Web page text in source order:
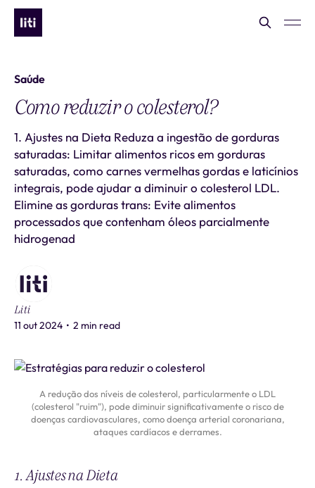
Saúde
Como reduzir o colesterol?
1. Ajustes na Dieta Reduza a ingestão de gorduras
saturadas: Limitar alimentos ricos em gorduras
saturadas, como carnes vermelhas gordas e laticínios
integrais, pode ajudar a diminuir o colesterol LDL.
Elimine as gorduras trans: Evite alimentos
processados que contenham óleos parcialmente
hidrogenad
Liti
11 out 2024 • 2 min read
A redução dos níveis de colesterol, particularmente o LDL
(colesterol "ruim"), pode diminuir significativamente o risco de
doenças cardiovasculares, como doença arterial coronariana,
ataques cardíacos e derrames.
1. Ajustes na Dieta